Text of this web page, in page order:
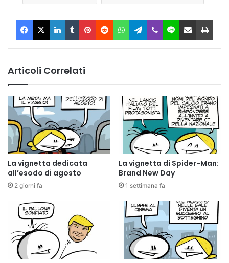
Facebook
X LinkedIn
TumblrPinterest
RedditWhatsAppTelegram
ViberLine Condividi via Email
Articoli Correlati
La vignetta dedicata
all’esodo di agosto
2 giorni fa
La vignetta di Spider-Man:
Brand New Day
1 settimana fa